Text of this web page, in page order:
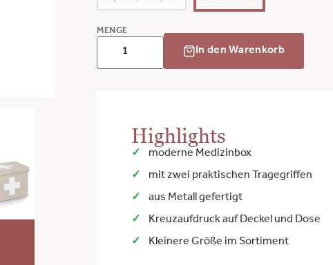
MENGE
In den Warenkorb
Highlights
moderne Medizinbox
mit zwei praktischen Tragegriffen
aus Metall gefertigt
Kreuzaufdruck auf Deckel und Dose
Kleinere Größe im Sortiment